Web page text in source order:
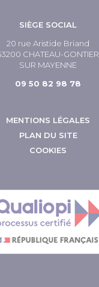
SIÈGE SOCIAL
20 rue Aristide Briand
CHATEAU-GONTIER
SUR MAYENNE
09 50 82 98 78
MENTIONS LÉGALES
PLAN DU SITE
COOKIES